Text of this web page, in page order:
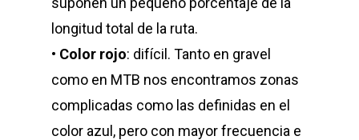
longitud total de la ruta.
• Color rojo: difícil. Tanto en gravel
como en MTB nos encontramos zonas
complicadas como las definidas en el
color azul, pero con mayor frecuencia e